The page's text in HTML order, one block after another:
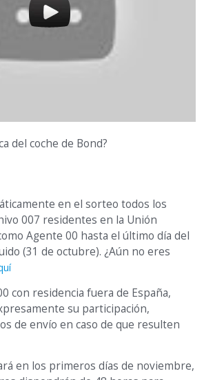
del coche de Bond?
en el sorteo todos los
007 residentes en la Unión
Agente 00 hasta el último día del
(31 de octubre). ¿Aún no eres
con residencia fuera de España,
su participación,
de envío en caso de que resulten
en los primeros días de noviembre,